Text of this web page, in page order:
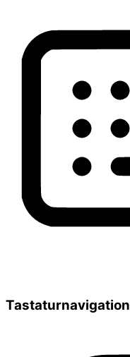
Tastaturnavigation